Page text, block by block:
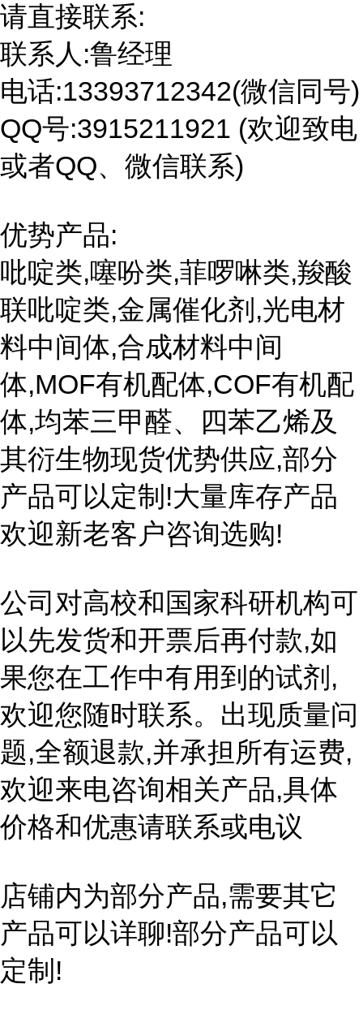
请直接联系:
联系人:鲁经理
电话:13393712342(微信同号)
QQ号:3915211921 (欢迎致电
或者QQ、微信联系)
优势产品:
吡啶类,噻吩类,菲啰啉类,羧酸
联吡啶类,金属催化剂,光电材
料中间体,合成材料中间
体,MOF有机配体,COF有机配
体,均苯三甲醛、四苯乙烯及
其衍生物现货优势供应,部分
产品可以定制!大量库存产品
欢迎新老客户咨询选购!
公司对高校和国家科研机构可
以先发货和开票后再付款,如
果您在工作中有用到的试剂,
欢迎您随时联系。出现质量问
题,全额退款,并承担所有运费,
欢迎来电咨询相关产品,具体
价格和优惠请联系或电议
店铺内为部分产品,需要其它
产品可以详聊!部分产品可以
定制!